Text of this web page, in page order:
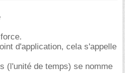
d'application, cela s'appelle
(l'unité de temps) se nomme